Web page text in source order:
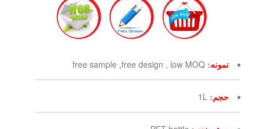
نمونه:
free sample ,free design , low MOQ
حجم:
1L